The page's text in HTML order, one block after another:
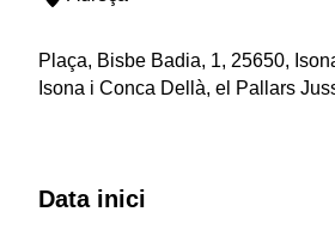
Plaça, Bisbe Badia, 1, 25650,
Isona i Conca Dellà, el Pallars
Data inici